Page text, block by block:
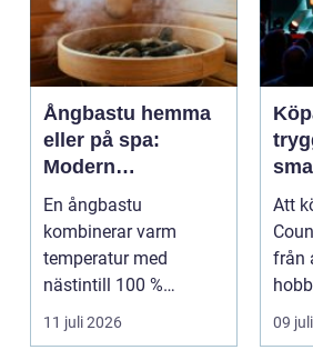
Ångbastu hemma
eller på spa:
Modern
återhämtning med
uråldrig logik
En ångbastu
kombinerar varm
temperatur med
nästintill 100 %
luftfuktighet för att
sk...
11 juli 2026
Att
från
egen
09